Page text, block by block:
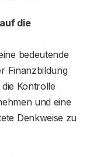
die
bedeutende
Finanzbildung
Kontrolle
und eine
Denkweise zu